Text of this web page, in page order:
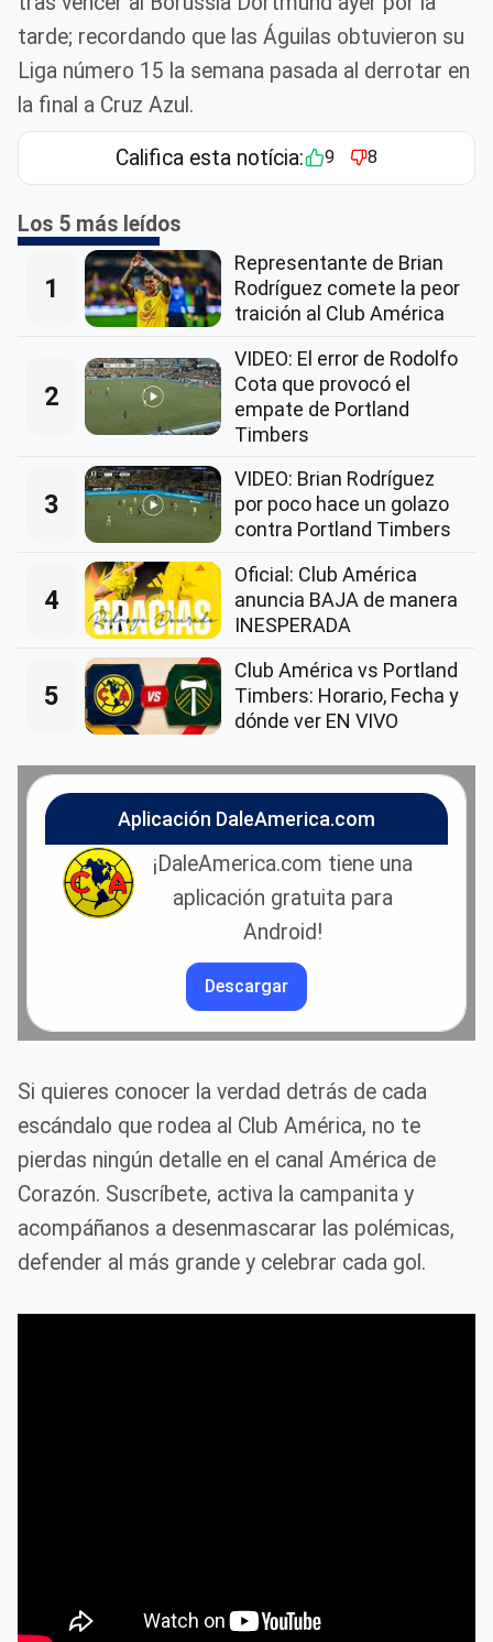
tarde; recordando que las Águilas obtuvieron su
Liga número 15 la semana pasada al derrotar en
la final a Cruz Azul.
Califica esta notícia: 9 8
Los 5 más leídos
1
Representante de Brian
Rodríguez comete la peor
traición al Club América
2
VIDEO: El error de Rodolfo
Cota que provocó el
empate de Portland
Timbers
3
VIDEO: Brian Rodríguez
por poco hace un golazo
contra Portland Timbers
4
Oficial: Club América
anuncia BAJA de manera
INESPERADA
5
Club América vs Portland
Timbers: Horario, Fecha y
dónde ver EN VIVO
Aplicación DaleAmerica.com
¡DaleAmerica.com tiene una
aplicación gratuita para
Android!
Descargar
Si quieres conocer la verdad detrás de cada
escándalo que rodea al Club América, no te
pierdas ningún detalle en el canal América de
Corazón. Suscríbete, activa la campanita y
acompáñanos a desenmascarar las polémicas,
defender al más grande y celebrar cada gol.